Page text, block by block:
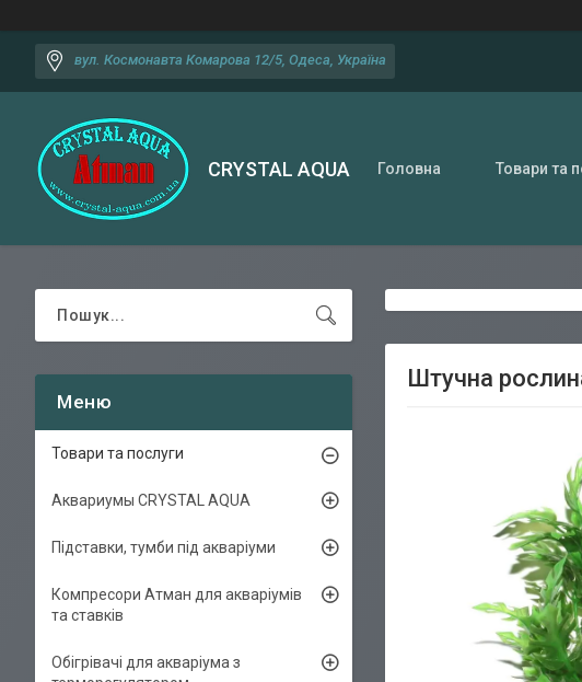
вул. Космонавта Комарова 12/5, Одеса, Україна
CRYSTAL AQUA Головна Товари та
Штучна
Товари та послуги
Аквариумы CRYSTAL AQUA
Підставки, тумби під акваріуми
Компресори Атман для акваріумів
та ставків
Обігрівачі для акваріума з